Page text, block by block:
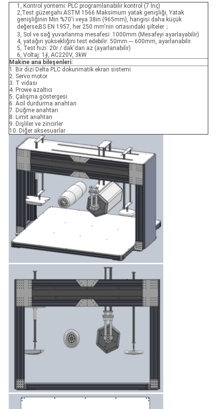
1, Kontrol yöntemi: PLC programlanabilir kontrol (7 İnç)
2,Test güzergahı:ASTM 1566 Maksimum yatak genişliği, Yatak
genişliğinin Min %70'i veya 38in (965mm), hangisi daha küçük
değerse;BS EN 1957, her 250 mm'nin ortasındaki şilteler；
3, Sol ve sağ yuvarlanma mesafesi: 1000mm (Mesafeyi ayarlayabilir)
4, yatağın yüksekliğini test edebilir: 50mm --- 600mm, ayarlanabilir.
5, Test hızı: 20r / dak'dan az (ayarlanabilir)
6, Voltaj: 1∮, AC220V, 3kW
Makine ana bileşenleri:
1. Bir dizi Delta PLC dokunmatik ekran sistemi
2. Servo motor
3. T vidası
4. Prowe azaltıcı
5. Çalışma göstergesi
6. Acil durdurma anahtarı
7. Düğme anahtarı
8. Limit anahtarı
9. Dişliler ve zincirler
10. Diğer aksesuarlar